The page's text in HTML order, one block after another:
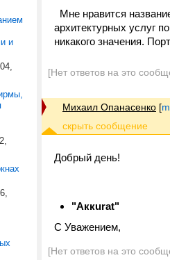
и
Мне нравится
архитектурных услуг
никакого значения.
[Нет ответов на это
Михаил Опанасенко [
Добрый день!
"Аккurat"
C Уважением,
[Нет ответов на это